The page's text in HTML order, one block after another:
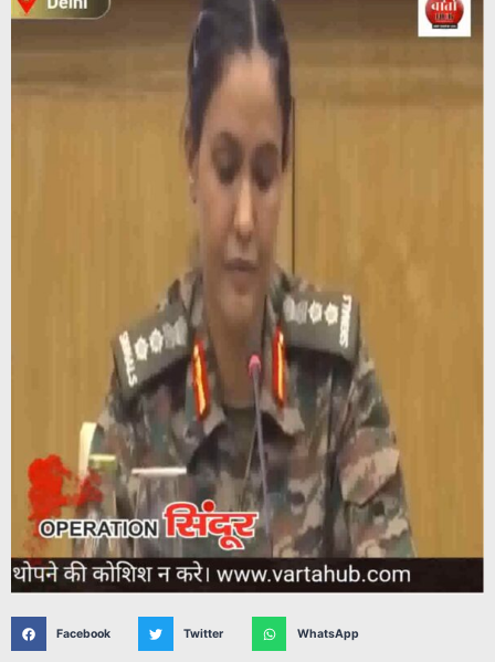
Facebook Twitter WhatsApp